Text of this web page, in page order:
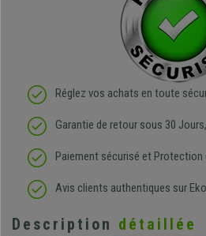
Réglez vos achats en toute
Garantie de retour sous 30
Paiement sécurisé et Protection
Avis clients authentiques sur
Description détaillée